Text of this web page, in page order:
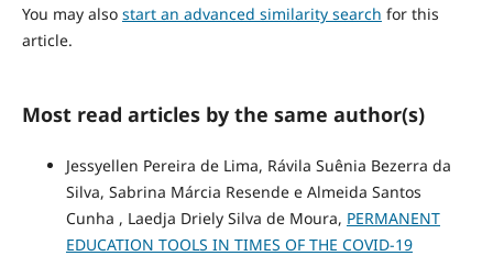
You may also start an advanced similarity search for this
article.
Most read articles by the same author(s)
Jessyellen Pereira de Lima, Rávila Suênia Bezerra da
Silva, Sabrina Márcia Resende e Almeida Santos
Cunha , Laedja Driely Silva de Moura, PERMANENT
EDUCATION TOOLS IN TIMES OF THE COVID-19